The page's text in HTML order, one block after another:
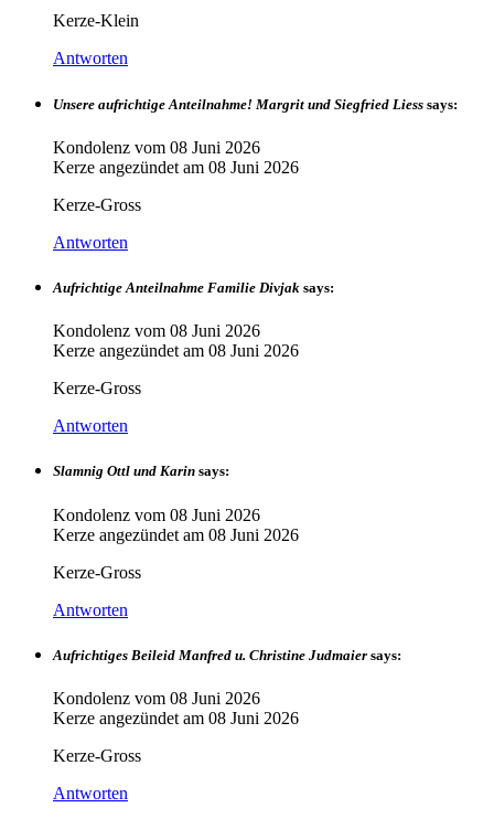
Kerze-Klein
Antworten
Unsere aufrichtige Anteilnahme! Margrit und Siegfried Liess says:
Kondolenz vom 08 Juni 2026
Kerze angezündet am 08 Juni 2026
Kerze-Gross
Antworten
Aufrichtige Anteilnahme Familie Divjak says:
Kondolenz vom 08 Juni 2026
Kerze angezündet am 08 Juni 2026
Kerze-Gross
Antworten
Slamnig Ottl und Karin says:
Kondolenz vom 08 Juni 2026
Kerze angezündet am 08 Juni 2026
Kerze-Gross
Antworten
Aufrichtiges Beileid Manfred u. Christine Judmaier says:
Kondolenz vom 08 Juni 2026
Kerze angezündet am 08 Juni 2026
Kerze-Gross
Antworten